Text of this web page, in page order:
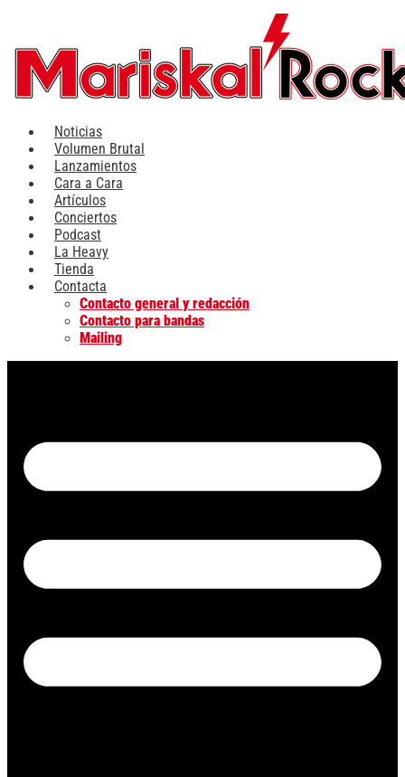
contenido
Noticias
Volumen Brutal
Lanzamientos
Cara a Cara
Artículos
Conciertos
Podcast
La Heavy
Tienda
Contacta
Contacto general y redacción
Contacto para bandas
Mailing